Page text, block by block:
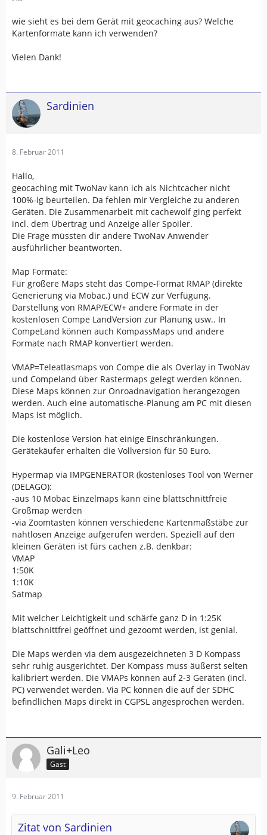
wie sieht es bei dem Gerät mit geocaching aus? Welche
Kartenformate kann ich verwenden?
Vielen Dank!
Sardinien
8. Februar 2011
Hallo,
geocaching mit TwoNav kann ich als Nichtcacher nicht
100%-ig beurteilen. Da fehlen mir Vergleiche zu anderen
Geräten. Die Zusammenarbeit mit cachewolf ging perfekt
incl. dem Übertrag und Anzeige aller Spoiler.
Die Frage müssten dir andere TwoNav Anwender
ausführlicher beantworten.
Map Formate:
Für größere Maps steht das Compe-Format RMAP (direkte
Generierung via Mobac.) und ECW zur Verfügung.
Darstellung von RMAP/ECW+ andere Formate in der
kostenlosen Compe LandVersion zur Planung usw.. In
CompeLand können auch KompassMaps und andere
Formate nach RMAP konvertiert werden.
VMAP=Teleatlasmaps von Compe die als Overlay in TwoNav
und Compeland über Rastermaps gelegt werden können.
Diese Maps können zur Onroadnavigation herangezogen
werden. Auch eine automatische-Planung am PC mit diesen
Maps ist möglich.
Die kostenlose Version hat einige Einschränkungen.
Gerätekäufer erhalten die Vollversion für 50 Euro.
Hypermap via IMPGENERATOR (kostenloses Tool von Werner
(DELAGO):
-aus 10 Mobac Einzelmaps kann eine blattschnittfreie
Großmap werden
-via Zoomtasten können verschiedene Kartenmaßstäbe zur
nahtlosen Anzeige aufgerufen werden. Speziell auf den
kleinen Geräten ist fürs cachen z.B. denkbar:
VMAP
1:50K
1:10K
Satmap
Mit welcher Leichtigkeit und schärfe ganz D in 1:25K
blattschnittfrei geöffnet und gezoomt werden, ist genial.
Die Maps werden via dem ausgezeichneten 3 D Kompass
sehr ruhig ausgerichtet. Der Kompass muss äußerst selten
kalibriert werden. Die VMAPs können auf 2-3 Geräten (incl.
PC) verwendet werden. Via PC können die auf der SDHC
befindlichen Maps direkt in CGPSL angesprochen werden.
Gali+Leo
Gast
9. Februar 2011
Zitat von Sardinien